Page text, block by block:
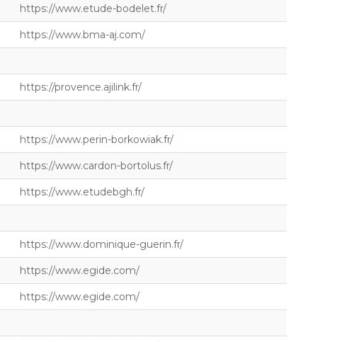
https://www.etude-bodelet.fr/
https://www.bma-aj.com/
https://provence.ajilink.fr/
https://www.perin-borkowiak.fr/
https://www.cardon-bortolus.fr/
https://www.etudebgh.fr/
https://www.dominique-guerin.fr/
https://www.egide.com/
https://www.egide.com/